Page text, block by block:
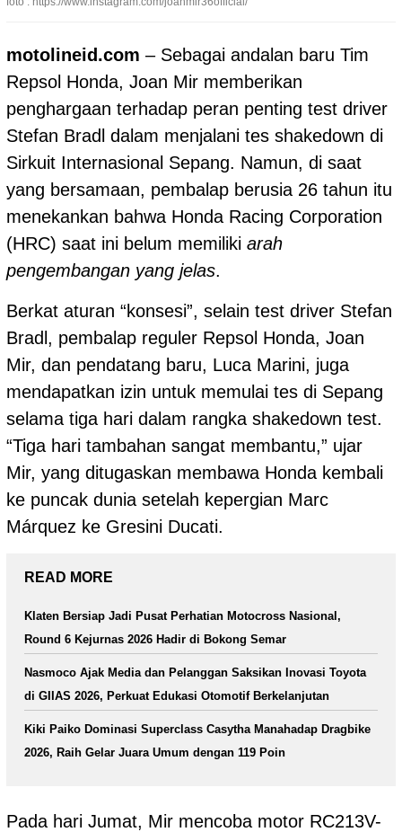
motolineid.com – Sebagai andalan baru Tim
Repsol Honda, Joan Mir memberikan
penghargaan terhadap peran penting test driver
Stefan Bradl dalam menjalani tes shakedown di
Sirkuit Internasional Sepang. Namun, di saat
yang bersamaan, pembalap berusia 26 tahun itu
menekankan bahwa Honda Racing Corporation
(HRC) saat ini belum memiliki arah
pengembangan yang jelas.
Berkat aturan “konsesi”, selain test driver Stefan
Bradl, pembalap reguler Repsol Honda, Joan
Mir, dan pendatang baru, Luca Marini, juga
mendapatkan izin untuk memulai tes di Sepang
selama tiga hari dalam rangka shakedown test.
“Tiga hari tambahan sangat membantu,” ujar
Mir, yang ditugaskan membawa Honda kembali
ke puncak dunia setelah kepergian Marc
Márquez ke Gresini Ducati.
READ MORE
Klaten Bersiap Jadi Pusat Perhatian Motocross Nasional,
Round 6 Kejurnas 2026 Hadir di Bokong Semar
Nasmoco Ajak Media dan Pelanggan Saksikan Inovasi Toyota
di GIIAS 2026, Perkuat Edukasi Otomotif Berkelanjutan
Kiki Paiko Dominasi Superclass Casytha Manahadap Dragbike
2026, Raih Gelar Juara Umum dengan 119 Poin
Pada hari Jumat, Mir mencoba motor RC213V-